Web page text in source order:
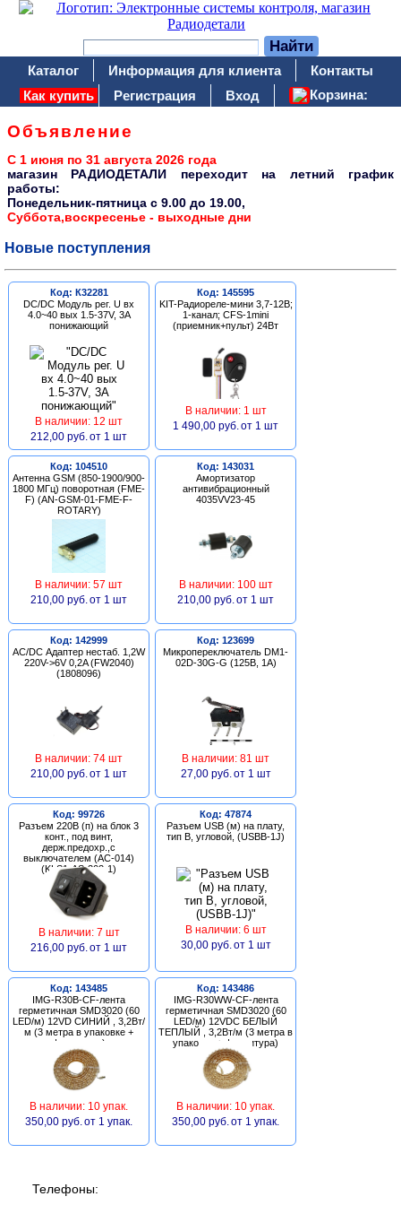
Каталог Информация для клиента
Контакты
Как купить
Регистрация Вход Корзина:
Объявление
С 1 июня по 31 августа 2026 года
магазин РАДИОДЕТАЛИ переходит на летний график
работы:
Понедельник-пятница c 9.00 до 19.00,
Суббота,воскресенье - выходные дни
Новые поступления
Код: К32281
DC/DC Модуль рег. U вх
4.0~40 вых 1.5-37V, 3A
понижающий
В наличии: 12 шт
212,00 руб. от 1 шт
Код: 145595
KIT-Радиореле-мини 3,7-12В;
1-канал; CFS-1mini
(приемник+пульт) 24Вт
В наличии: 1 шт
1 490,00 руб. от 1 шт
Код: 104510
Антенна GSM (850-1900/900-
1800 МГц) поворотная (FME-
F) (AN-GSM-01-FME-F-
ROTARY)
В наличии: 57 шт
210,00 руб. от 1 шт
Код: 143031
Амортизатор
антивибрационный
4035VV23-45
В наличии: 100 шт
210,00 руб. от 1 шт
Код: 142999
AC/DC Адаптер нестаб. 1,2W
220V->6V 0,2A (FW2040)
(1808096)
В наличии: 74 шт
210,00 руб. от 1 шт
Код: 123699
Микропереключатель DM1-
02D-30G-G (125В, 1А)
В наличии: 81 шт
27,00 руб. от 1 шт
Код: 99726
Разъем 220В (п) на блок 3
конт., под винт,
держ.предохр.,с
выключателем (AC-014)
(KLS1-AS-303-1)
В наличии: 7 шт
216,00 руб. от 1 шт
Код: 47874
Разъем USB (м) на плату,
тип В, угловой, (USBB-1J)
В наличии: 6 шт
30,00 руб. от 1 шт
Код: 143485
IMG-R30B-CF-лента
герметичная SMD3020 (60
LED/м) 12VD СИНИЙ , 3,2Вт/
м (3 метра в упаковке +
фурнитура)
В наличии: 10 упак.
350,00 руб. от 1 упак.
Код: 143486
IMG-R30WW-CF-лента
герметичная SMD3020 (60
LED/м) 12VDC БЕЛЫЙ
ТЕПЛЫЙ , 3,2Вт/м (3 метра в
упаковке + фурнитура)
В наличии: 10 упак.
350,00 руб. от 1 упак.
Телефоны: